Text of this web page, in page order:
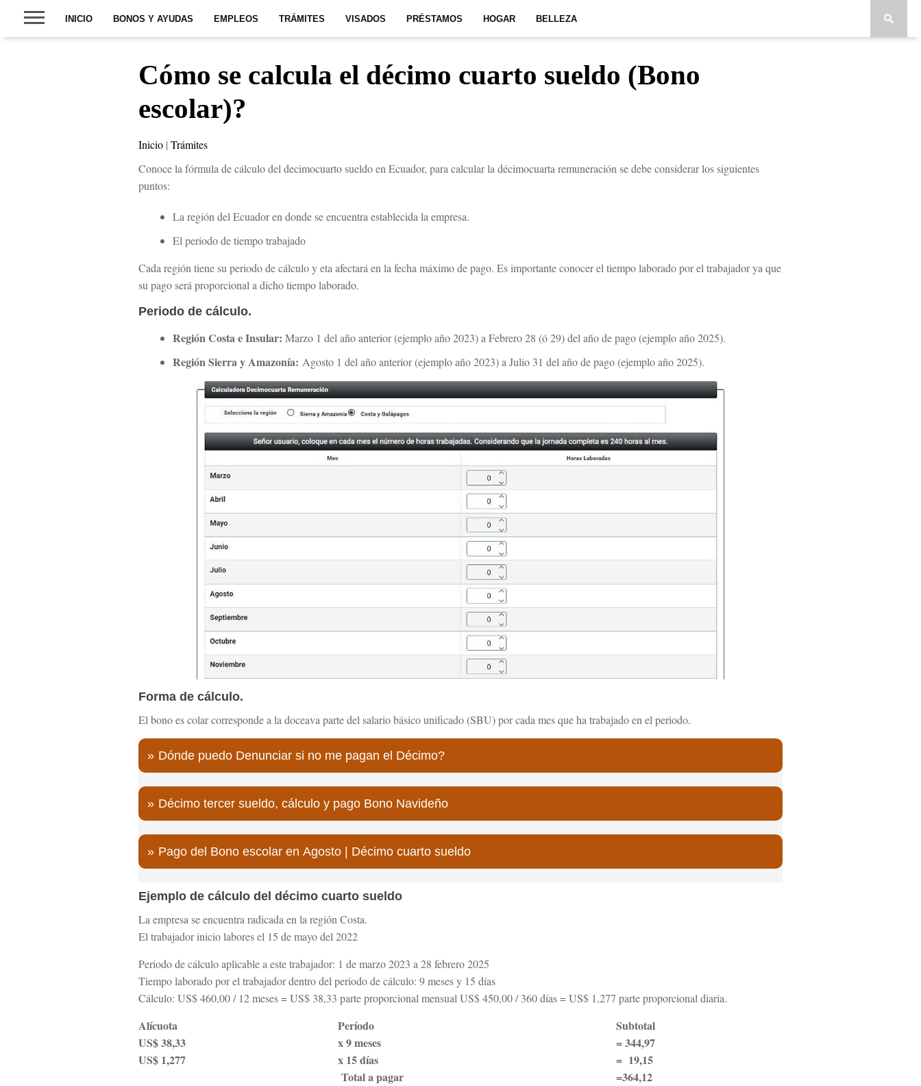
INICIO BONOS Y AYUDAS EMPLEOS TRÁMITES VISADOS PRÉSTAMOS HOGAR BELLEZA
Cómo se calcula el décimo cuarto sueldo (Bono
escolar)?
Inicio |Trámites
Conoce la fórmula de cálculo del decimocuarto sueldo en Ecuador, para calcular la décimocuarta remuneración se debe considerar los siguientes
puntos:
La región del Ecuador en donde se encuentra establecida la empresa.
El período de tiempo trabajado
Cada región tiene su periodo de cálculo y eta afectará en la fecha máximo de pago. Es importante conocer el tiempo laborado por el trabajador ya que
su pago será proporcional a dicho tiempo laborado.
Periodo de cálculo.
Región Costa e Insular: Marzo 1 del año anterior (ejemplo año 2023) a Febrero 28 (ó 29) del año de pago (ejemplo año 2025).
Región Sierra y Amazonía:Agosto 1 del año anterior (ejemplo año 2023) a Julio 31 del año de pago (ejemplo año 2025).
Forma de cálculo.
El bono es colar corresponde a la doceava parte del salario básico unificado (SBU) por cada mes que ha trabajado en el periodo.
Dónde puedo Denunciar si no me pagan el Décimo?
Décimo tercer sueldo, cálculo y pago Bono Navideño
Pago del Bono escolar en Agosto | Décimo cuarto sueldo
Ejemplo de cálculo del décimo cuarto sueldo
La empresa se encuentra radicada en la región Costa.
El trabajador inicio labores el 15 de mayo del 2022
Periodo de cálculo aplicable a este trabajador: 1 de marzo 2023 a 28 febrero 2025
Tiempo laborado por el trabajador dentro del periodo de cálculo: 9 meses y 15 días
Cálculo: US$ 460,00 / 12 meses = US$ 38,33 parte proporcional mensual US$ 450,00 / 360 días = US$ 1,277 parte proporcional diaria.
Alícuota Período
Subtotal
US$ 38,33
x 9 meses
= 344,97
US$ 1,277
x 15 días
= 19,15
Total a pagar
=364,12